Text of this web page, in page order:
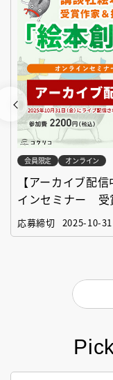
会員限定 オンライン
【アーカイブ配
インセミナー 受
「絵本創作実践講
応募締切 2025-10-31